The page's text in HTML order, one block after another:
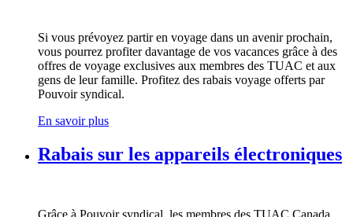
Si vous prévoyez partir en voyage dans un avenir prochain,
vous pourrez profiter davantage de vos vacances grâce à des
offres de voyage exclusives aux membres des TUAC et aux
gens de leur famille. Profitez des rabais voyage offerts par
Pouvoir syndical.
En savoir plus
Rabais sur les appareils électroniques
Grâce à Pouvoir syndical, les membres des TUAC Canada